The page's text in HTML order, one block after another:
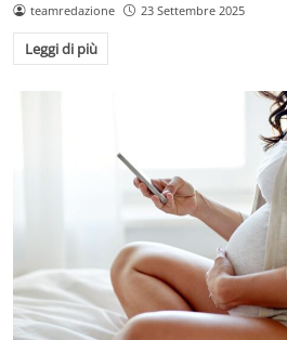
teamredazione 23 Settembre 2025
Leggi di più